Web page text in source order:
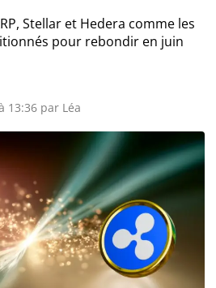
Stellar et Hedera comme les
pour rebondir en juin
13:36 par Léa